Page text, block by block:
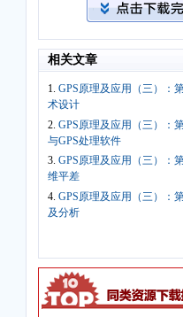
相关文章
1. GPS原理及应用（三）：
术设计
2. GPS原理及应用（三）：
与GPS处理软件
3. GPS原理及应用（三）：
维平差
4. GPS原理及应用（三）：
及分析